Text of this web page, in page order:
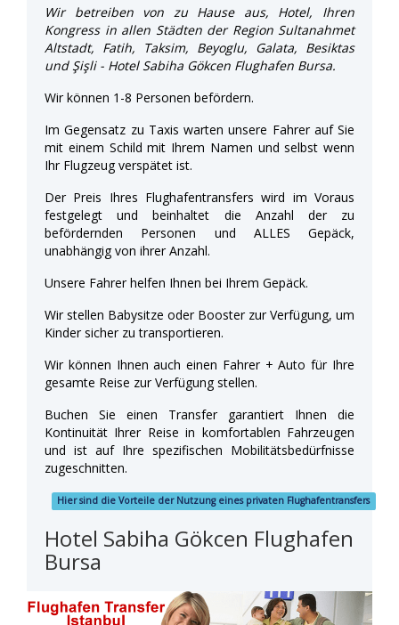
Wir betreiben von zu Hause aus, Hotel, Ihren
Kongress in allen Städten der Region Sultanahmet
Altstadt, Fatih, Taksim, Beyoglu, Galata, Besiktas
und Şişli - Hotel Sabiha Gökcen Flughafen Bursa.
Wir können 1-8 Personen befördern.
Im Gegensatz zu Taxis warten unsere Fahrer auf Sie
mit einem Schild mit Ihrem Namen und selbst wenn
Ihr Flugzeug verspätet ist.
Der Preis Ihres Flughafentransfers wird im Voraus
festgelegt und beinhaltet die Anzahl der zu
befördernden Personen und ALLES Gepäck,
unabhängig von ihrer Anzahl.
Unsere Fahrer helfen Ihnen bei Ihrem Gepäck.
Wir stellen Babysitze oder Booster zur Verfügung, um
Kinder sicher zu transportieren.
Wir können Ihnen auch einen Fahrer + Auto für Ihre
gesamte Reise zur Verfügung stellen.
Buchen Sie einen Transfer garantiert Ihnen die
Kontinuität Ihrer Reise in komfortablen Fahrzeugen
und ist auf Ihre spezifischen Mobilitätsbedürfnisse
zugeschnitten.
Hier sind die Vorteile der Nutzung eines privaten Flughafentransfers
Hotel Sabiha Gökcen Flughafen
Bursa